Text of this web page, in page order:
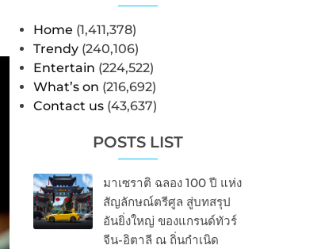
Home (1,411,378)
Trendy (240,106)
Entertain (224,522)
What’s on (216,692)
Contact us (43,637)
POSTS LIST
มาเซราติ ฉลอง 100 ปี แห่ง
สัญลักษณ์ตรีศูล สู่บทสรุป
อันยิ่งใหญ่ ของแกรนด์ทัวร์
จีน-อิตาลี ณ ถิ่นกำเนิด